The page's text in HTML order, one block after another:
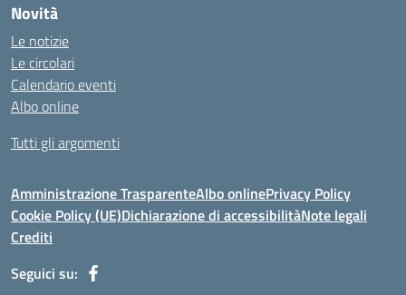
Novità
Le notizie
Le circolari
Calendario eventi
Albo online
Tutti gli argomenti
Amministrazione TrasparenteAlbo onlinePrivacy Policy
Cookie Policy (UE)Dichiarazione di accessibilitàNote legali
Crediti
Seguici su: